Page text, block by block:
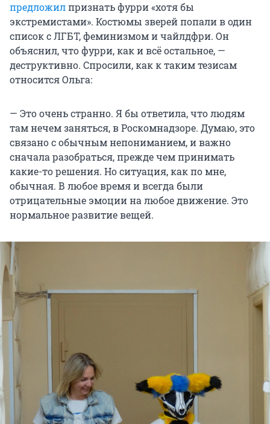
предложилпризнать фурри «хотя бы
экстремистами». Костюмы зверей попали в один
список с ЛГБТ, феминизмом и чайлдфри. Он
объяснил, что фурри, как и всё остальное, —
деструктивно. Спросили, как к таким тезисам
относится Ольга:
— Это очень странно. Я бы ответила, что людям
там нечем заняться, в Роскомнадзоре. Думаю, это
связано с обычным непониманием, и важно
сначала разобраться, прежде чем принимать
какие-то решения. Но ситуация, как по мне,
обычная. В любое время и всегда были
отрицательные эмоции на любое движение. Это
нормальное развитие вещей.